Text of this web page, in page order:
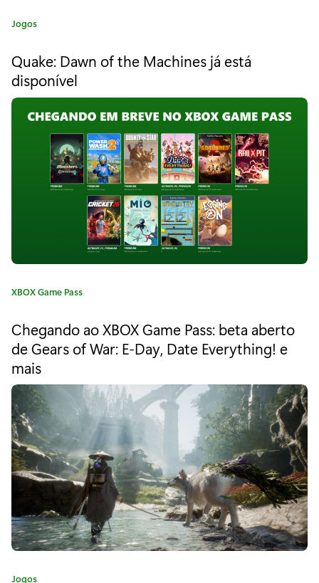
-
e
a
o
s
h
e
r
s
v
i
l
õ
e
s
d
C
e
g
o
Jogos
Quake: Dawn of the Machines já está
disponível
C
e
g
o
a
:
XBOX Game Pass
Chegando ao XBOX Game Pass: beta aberto
de Gears of War: E-Day, Date Everything! e
mais
C
Jogos